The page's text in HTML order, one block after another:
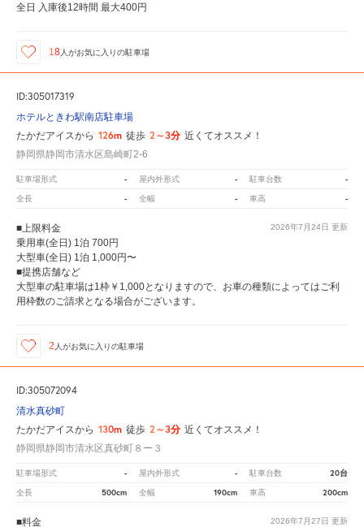
全日 入庫後12時間 最大400円
18人がお気に入りの駐車場
ID:305017319
ホテルときわ駅南店駐車場
たかだアイスから 126m 徒歩 2～3分 近くてオススメ！
静岡県静岡市清水区島崎町2-6
駐車場形式 - 屋内外形式 - 駐車台数 -
全長 - 全幅 - 車高 -
2026年7月24日 更新
■上限料金
乗用車(全日) 1泊 700円
大型車(全日) 1泊 1,000円〜
■提携店舗など
大型車の駐車場は1枠￥1,000となりますので、お車の種類によってはご利
用枠数のご請求となる場合がございます。
2 人がお気に入りの駐車場
ID:305072094
清水真砂町
たかだアイスから 130m 徒歩 2～3分 近くてオススメ！
静岡県静岡市清水区真砂町８ー３
駐車場形式 - 屋内外形式 - 駐車台数 20台
全長 500cm 全幅 190cm 車高 200cm
2026年7月27日 更新
■料金